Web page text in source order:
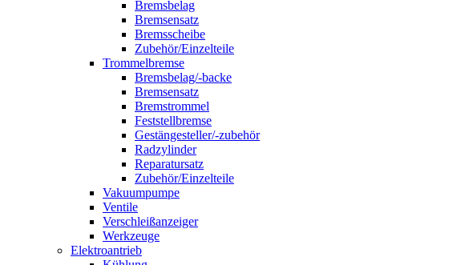
Bremsbelag
Bremsensatz
Bremsscheibe
Zubehör/Einzelteile
Trommelbremse
Bremsbelag/-backe
Bremsensatz
Bremstrommel
Feststellbremse
Gestängesteller/-zubehör
Radzylinder
Reparatursatz
Zubehör/Einzelteile
Vakuumpumpe
Ventile
Verschleißanzeiger
Werkzeuge
Elektroantrieb